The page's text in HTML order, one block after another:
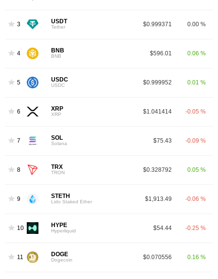
3 USDT
Tether $0.999371 0.00 %
4 BNB
BNB $596.01 0.06 %
5 USDC
USDC $0.999952 0.01 %
6 XRP
XRP $1.041414 -0.05 %
7 SOL
Solana $75.43 -0.09 %
8 TRX
TRON $0.328792 0.05 %
9 STETH
Lido Staked Ether $1,913.49 -0.06 %
10 HYPE
Hyperliquid $54.44 -0.25 %
11 DOGE
Dogecoin $0.070556 0.16 %